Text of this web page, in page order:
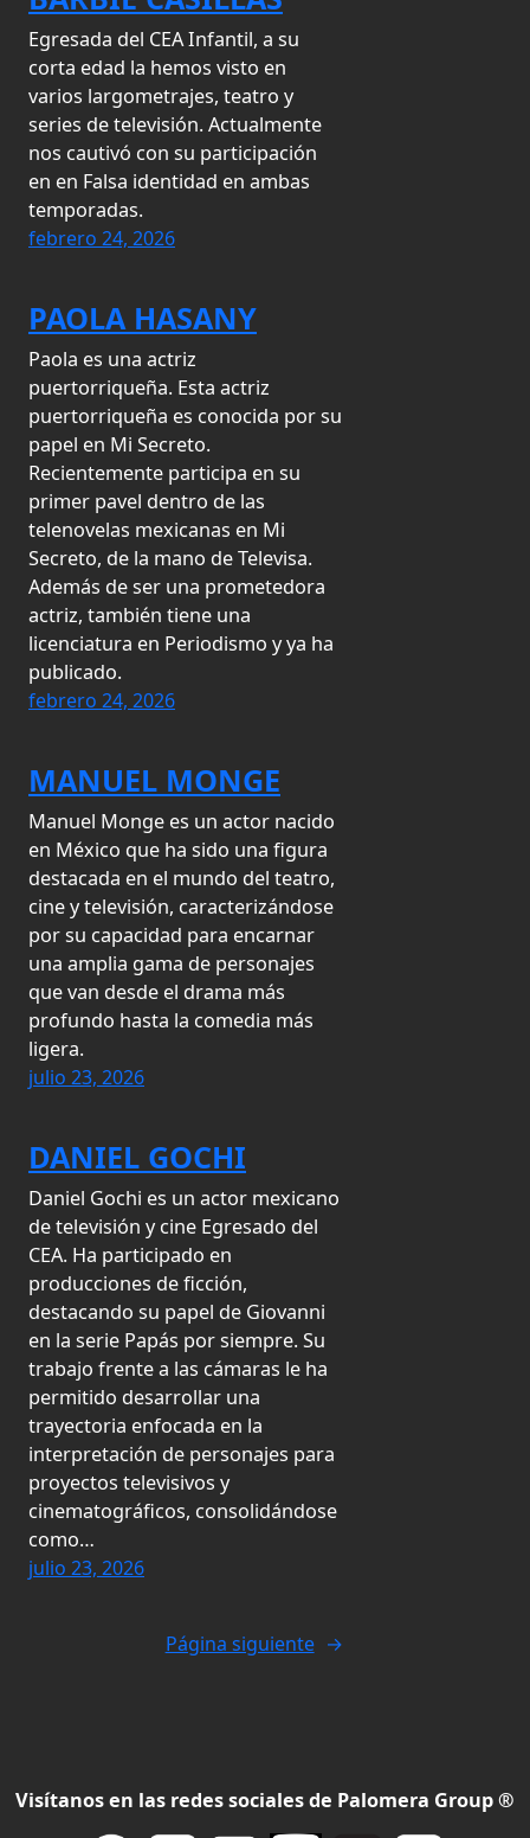
Egresada del CEA Infantil, a su
corta edad la hemos visto en
varios largometrajes, teatro y
series de televisión. Actualmente
nos cautivó con su participación
en en Falsa identidad en ambas
temporadas.
febrero 24, 2026
PAOLA HASANY
Paola es una actriz
puertorriqueña. Esta actriz
puertorriqueña es conocida por su
papel en Mi Secreto.
Recientemente participa en su
primer pavel dentro de las
telenovelas mexicanas en Mi
Secreto, de la mano de Televisa.
Además de ser una prometedora
actriz, también tiene una
licenciatura en Periodismo y ya ha
publicado.
febrero 24, 2026
MANUEL MONGE
Manuel Monge es un actor nacido
en México que ha sido una figura
destacada en el mundo del teatro,
cine y televisión, caracterizándose
por su capacidad para encarnar
una amplia gama de personajes
que van desde el drama más
profundo hasta la comedia más
ligera.
julio 23, 2026
DANIEL GOCHI
Daniel Gochi es un actor mexicano
de televisión y cine Egresado del
CEA. Ha participado en
producciones de ficción,
destacando su papel de Giovanni
en la serie Papás por siempre. Su
trabajo frente a las cámaras le ha
permitido desarrollar una
trayectoria enfocada en la
interpretación de personajes para
proyectos televisivos y
cinematográficos, consolidándose
como…
julio 23, 2026
Página siguiente →
Visítanos en las redes sociales de Palomera Group ®